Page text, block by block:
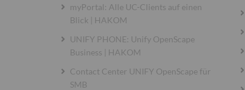
myPortal: Alle UC-Clients auf einen
Blick | HAKOM
UNIFY PHONE: Unify OpenScape
Business | HAKOM
Contact Center UNIFY OpenScape für
SMB